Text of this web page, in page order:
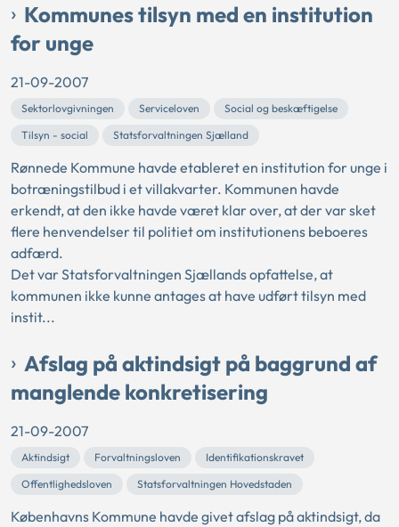
Kommunes tilsyn med en institution
for unge
21-09-2007
Sektorlovgivningen Serviceloven
Social og beskæftigelse
Tilsyn - social
Statsforvaltningen Sjælland
Rønnede Kommune havde etableret en institution for unge i
botræningstilbud i et villakvarter. Kommunen havde
erkendt, at den ikke havde været klar over, at der var sket
flere henvendelser til politiet om institutionens beboeres
adfærd.
Det var Statsforvaltningen Sjællands opfattelse, at
kommunen ikke kunne antages at have udført tilsyn med
instit...
Afslag på aktindsigt på baggrund af
manglende konkretisering
21-09-2007
Aktindsigt Forvaltningsloven
Identifikationskravet
Offentlighedsloven
Statsforvaltningen Hovedstaden
Københavns Kommune havde givet afslag på aktindsigt, da